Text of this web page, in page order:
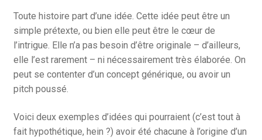
Toute histoire part d’une idée. Cette idée peut être un
simple prétexte, ou bien elle peut être le cœur de
l’intrigue. Elle n’a pas besoin d’être originale – d’ailleurs,
elle l’est rarement – ni nécessairement très élaborée. On
peut se contenter d’un concept générique, ou avoir un
pitch poussé.
Voici deux exemples d’idées qui pourraient (c’est tout à
fait hypothétique, hein ?) avoir été chacune à l’origine d’un